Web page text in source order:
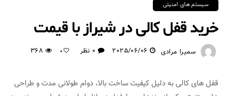
سیستم های امنیتی
خرید قفل کالی در شیراز با قیمت
سمیرا مرادی 2025/06/06 0 نظر 0
368
قفل‌ های کالی به دلیل کیفیت ساخت بالا، دوام طولانی‌ مدت و طراحی‌